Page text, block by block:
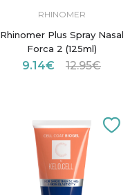
RHINOMER
Rhinomer Plus Spray Nasal
Forca 2 (125ml)
9.14€ 12.95€